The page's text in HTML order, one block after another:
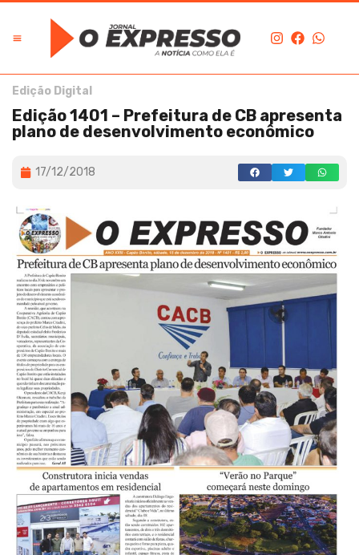
Edição Digital
Edição 1401 – Prefeitura de CB apresenta
plano de desenvolvimento econômico
17/12/2018